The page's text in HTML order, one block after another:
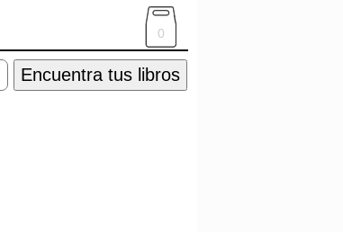
0
Encuentra tus libros